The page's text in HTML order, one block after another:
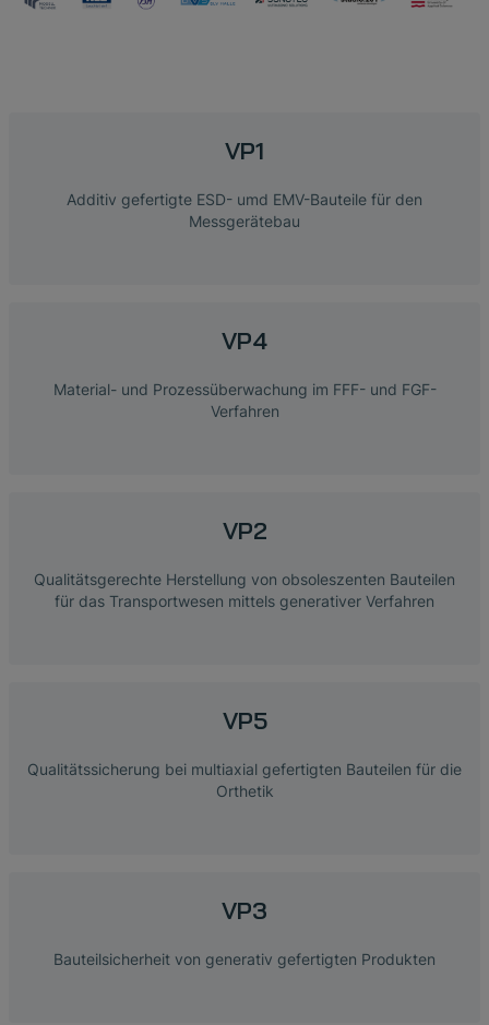
VP1
Additiv gefertigte ESD- umd EMV-Bauteile für den
Messgerätebau
VP4
Material- und Prozessüberwachung im FFF- und FGF-
Verfahren
VP2
Qualitätsgerechte Herstellung von obsoleszenten Bauteilen
für das Transportwesen mittels generativer Verfahren
VP5
Qualitätssicherung bei multiaxial gefertigten Bauteilen für die
Orthetik
VP3
Bauteilsicherheit von generativ gefertigten Produkten